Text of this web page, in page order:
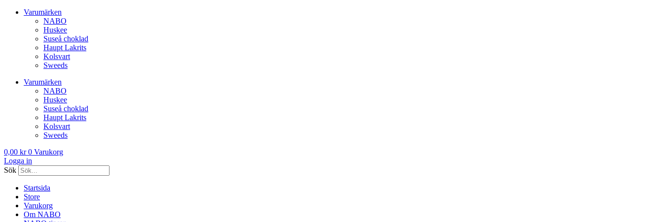
Varumärken
NABO
Huskee
Suseå choklad
Haupt Lakrits
Kolsvart
Sweeds
Varumärken
NABO
Huskee
Suseå choklad
Haupt Lakrits
Kolsvart
Sweeds
0,00 kr 0 Varukorg
Logga in
Sök
Startsida
Store
Varukorg
Om NABO